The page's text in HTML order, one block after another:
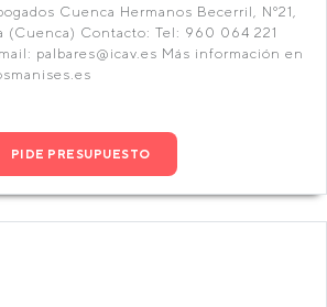
Cuenca Hermanos Becerril, Nº21,
(Cuenca) Contacto: Tel: 960 064 221
palbares@icav.es Más información en
PIDE PRESUPUESTO